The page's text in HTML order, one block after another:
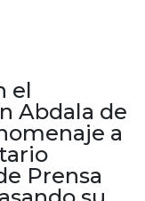
el
Abdala de
a
Prensa